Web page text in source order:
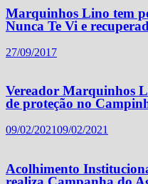
Marquinhos Lino tem
Nunca Te Vi e
27/09/2017
Vereador Marquinhos
de proteção no
09/02/202109/02/2021
Acolhimento